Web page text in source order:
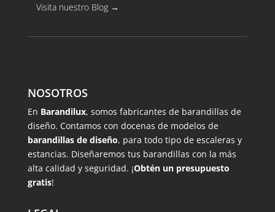
Visita nuestro Blog →
NOSOTROS
En Barandilux, somos fabricantes de barandillas de
diseño. Contamos con docenas de modelos de
barandillas de diseño, para todo tipo de escaleras y
estancias. Diseñaremos tus barandillas con la más
alta calidad y seguridad. ¡Obtén un presupuesto
gratis!